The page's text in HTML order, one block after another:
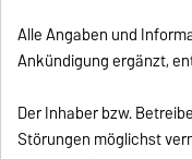
Alle Angaben und
Ankündigung ergänzt,
Der Inhaber bzw.
Störungen möglichst